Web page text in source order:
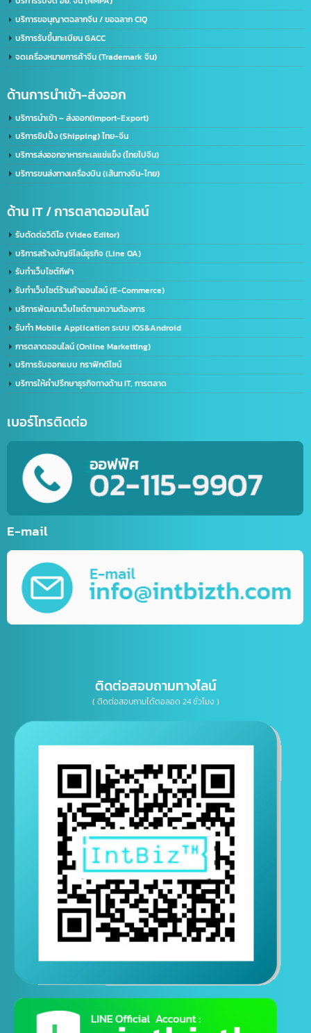
บริการขอใบอนุญาต มอก.
บริการรับจดทะเบียนบริษัท(ไทย)
รับทำวีซ่า(Visa) / ใบอนุญาตทำงาน(Work Permit)
ด้านใบอนุญาต(อเมริกา)
ด้านใบอนุญาต(จีน)
จดทะเบียนบริษัทที่จีน คนไทยถือหุ้น 100%
บริการขอนุญาตฉลากจีน / ขอฉลาก CIQ
บริการรับขึ้นทะเบียน GACC
จดเครื่องหมายการค้าจีน (Trademark จีน)
ด้านการนำเข้า-ส่งออก
บริการนำเข้า – ส่งออก(Import-Export)
บริการชิปปิ้ง (Shipping) ไทย-จีน
บริการส่งออกอาหารทะเลแช่แข็ง (ไทยไปจีน)
บริการขนส่งทางเครื่องบิน (เส้นทางจีน-ไทย)
ด้าน IT / การตลาดออนไลน์
รับตัดต่อวิดีโอ (Video Editor)
บริการสร้างบัญชีไลน์ธุรกิจ (Line OA)
รับทำเว็บไซต์กีฬา
รับทำเว็บไซต์ร้านค้าออนไลน์ (E-Commerce)
บริการพัฒนาเว็บไซต์ตามความต้องการ
รับทำ Mobile Application ระบบ IOS&Android
บริการรับออกแบบ กราฟิกดีไซน์
บริการให้คำปรึกษาธุรกิจทางด้าน IT, การตลาด
E-mail
ติดต่อสอบถามทางไลน์
( ติดต่อสอบถามได้ตอลอด 24 ชั่วโมง )